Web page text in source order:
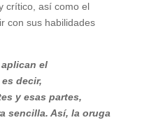
crítico, así como el
con sus habilidades
el
decir,
y esas partes,
sencilla. Así, la oruga